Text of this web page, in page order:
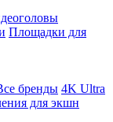
Площадки для
бренды 4K Ultra
для экшн